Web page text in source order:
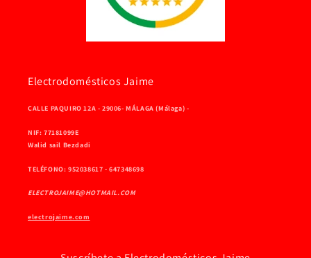
Electrodomésticos Jaime
CALLE PAQUIRO 12A - 29006- MÁLAGA (Málaga) -
NIF: 77181099E
Walid sail Bezdadi
TELÉFONO: 952038617 - 647348698
ELECTROJAIME@HOTMAIL.COM
electrojaime.com